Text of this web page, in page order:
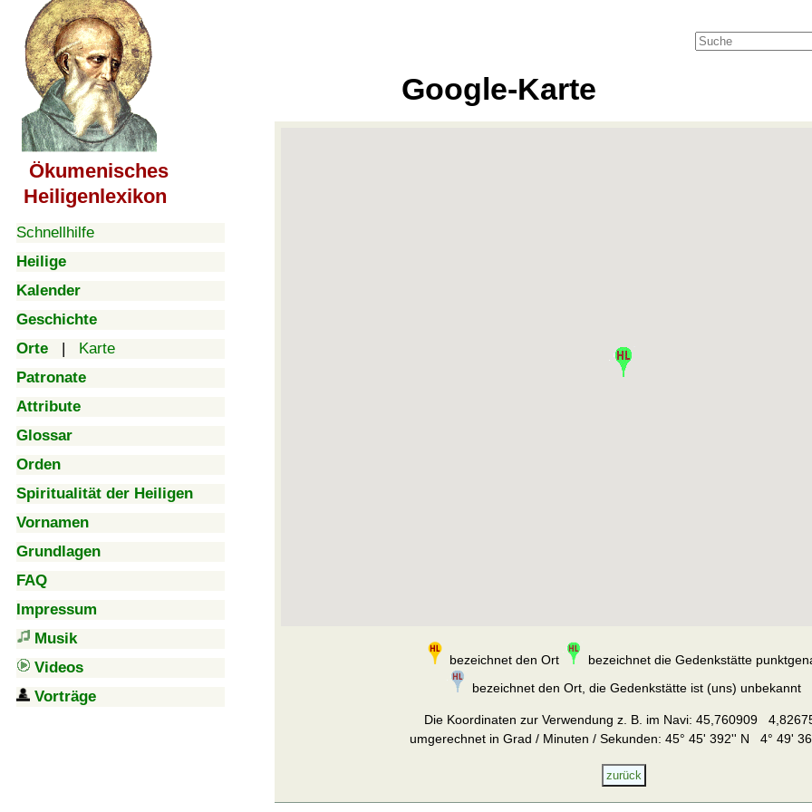
Ökumenisches
Heiligenlexikon
Schnellhilfe
Heilige
Kalender
Geschichte
Orte | Karte
Patronate
Attribute
Glossar
Orden
Spiritualität der Heiligen
Vornamen
Grundlagen
FAQ
Impressum
Musik
Videos
Vorträge
Google-Karte
bezeichnet den Ort
bezeichnet die Gedenkstätte
bezeichnet den Ort, die Gedenkstätte ist (uns) unbekannt
Die Koordinaten zur Verwendung z. B. im Navi: 45,760909
umgerechnet in Grad / Minuten / Sekunden: 45° 45' 392'' N 4° 49'